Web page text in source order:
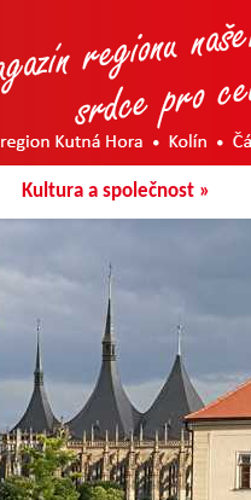
Kultura a společnost »